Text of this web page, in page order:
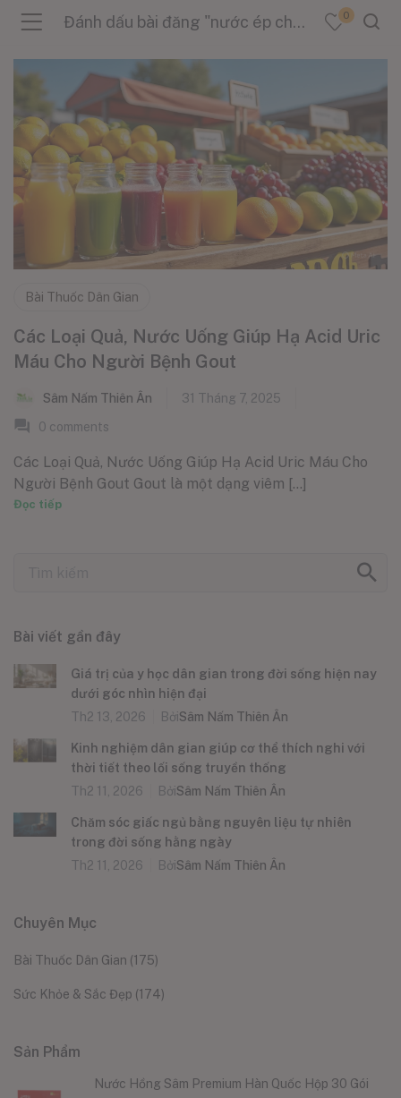
(Sản Phẩm )
(Danh Mục )
(Tin Tức )
Đánh dấu bài đăng "nước ép cherry" 0
Bài Thuốc Dân Gian
Các Loại Quả, Nước Uống Giúp Hạ Acid Uric
Máu Cho Người Bệnh Gout
Sâm Nấm Thiên Ân
31 Tháng 7, 2025
0 comments
Các Loại Quả, Nước Uống Giúp Hạ Acid Uric Máu Cho
Người Bệnh Gout Gout là một dạng viêm [...]
Đọc tiếp
Bài viết gần đây
Giá trị của y học dân gian trong đời sống hiện nay
dưới góc nhìn hiện đại
Th2 13, 2026
BởiSâm Nấm Thiên Ân
Kinh nghiệm dân gian giúp cơ thể thích nghi với
thời tiết theo lối sống truyền thống
Th2 11, 2026
BởiSâm Nấm Thiên Ân
Chăm sóc giấc ngủ bằng nguyên liệu tự nhiên
trong đời sống hằng ngày
Th2 11, 2026
BởiSâm Nấm Thiên Ân
Chuyên Mục
Bài Thuốc Dân Gian (175)
Sức Khỏe & Sắc Đẹp (174)
Sản Phẩm
Nước Hồng Sâm Premium Hàn Quốc Hộp 30 Gói